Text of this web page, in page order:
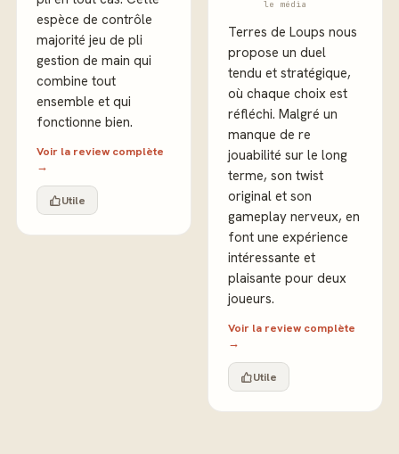
espèce de contrôle
majorité jeu de pli
gestion de main qui
combine tout
ensemble et qui
fonctionne bien.
Voir la review complète
→
Utile
le média
Terres de Loups nous
propose un duel
tendu et stratégique,
où chaque choix est
réfléchi. Malgré un
manque de re
jouabilité sur le long
terme, son twist
original et son
gameplay nerveux, en
font une expérience
intéressante et
plaisante pour deux
joueurs.
Voir la review complète
→
Utile